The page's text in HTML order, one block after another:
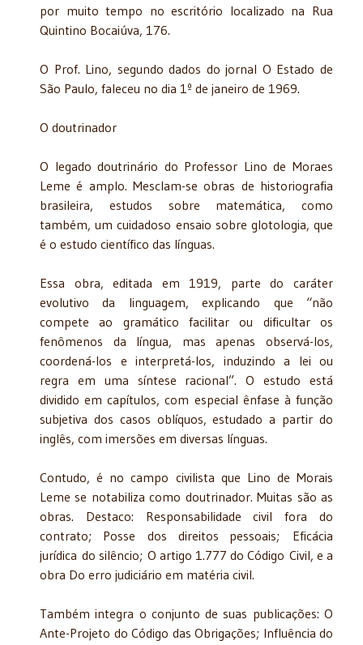
por muito tempo no escritório localizado na Rua
Quintino Bocaiúva, 176.
O Prof. Lino, segundo dados do jornal O Estado de
São Paulo, faleceu no dia 1º de janeiro de 1969.
O doutrinador
O legado doutrinário do Professor Lino de Moraes
Leme é amplo. Mesclam-se obras de historiografia
brasileira, estudos sobre matemática, como
também, um cuidadoso ensaio sobre glotologia, que
é o estudo científico das línguas.
Essa obra, editada em 1919, parte do caráter
evolutivo da linguagem, explicando que “não
compete ao gramático facilitar ou dificultar os
fenômenos da língua, mas apenas observá-los,
coordená-los e interpretá-los, induzindo a lei ou
regra em uma síntese racional”. O estudo está
dividido em capítulos, com especial ênfase à função
subjetiva dos casos oblíquos, estudado a partir do
inglês, com imersões em diversas línguas.
Contudo, é no campo civilista que Lino de Morais
Leme se notabiliza como doutrinador. Muitas são as
obras. Destaco: Responsabilidade civil fora do
contrato; Posse dos direitos pessoais; Eficácia
jurídica do silêncio; O artigo 1.777 do Código Civil, e a
obra Do erro judiciário em matéria civil.
Também integra o conjunto de suas publicações: O
Ante-Projeto do Código das Obrigações; Influência do